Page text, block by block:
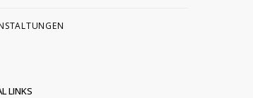
LINKS